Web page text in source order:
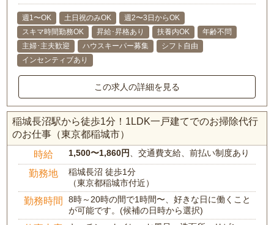
週1〜OK 土日祝のみOK
週2〜3日からOK
スキマ時間勤務OK
昇給･昇格あり 扶養内OK
年齢不問
主婦･主夫歓迎
ハウスキーパー募集
シフト自由
インセンティブあり
この求人の詳細を見る
稲城長沼駅から徒歩1分！1LDK一戸建てでのお掃除代行
のお仕事（東京都稲城市）
時給 1,500〜1,860円 、交通費支給、前払い制度あり
勤務地
稲城長沼 徒歩1分
（東京都稲城市付近）
勤務時間
8時～20時の間で1時間〜、好きな日に働くこと
が可能です。(候補の日時から選択)